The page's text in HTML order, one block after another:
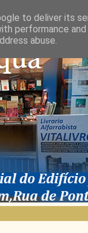
to deliver its
performance
abuse.